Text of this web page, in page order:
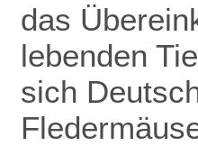
das
lebenden
sich